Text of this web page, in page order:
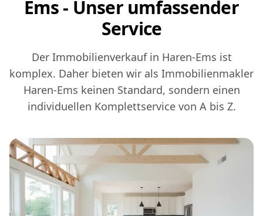
Ems - Unser umfassender
Service
Der Immobilienverkauf in Haren-Ems ist
komplex. Daher bieten wir als Immobilienmakler
Haren-Ems keinen Standard, sondern einen
individuellen Komplettservice von A bis Z.